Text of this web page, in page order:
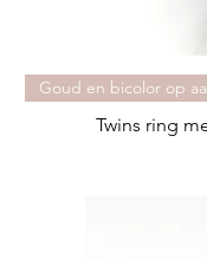
Goud en bicolor op
Twins ring